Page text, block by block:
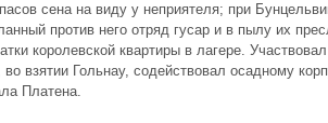
сена на виду у неприятеля; при
против него отряд гусар и в пылу их
королевской квартиры в лагере.
во взятии Гольнау, содействовал осадному
Платена.